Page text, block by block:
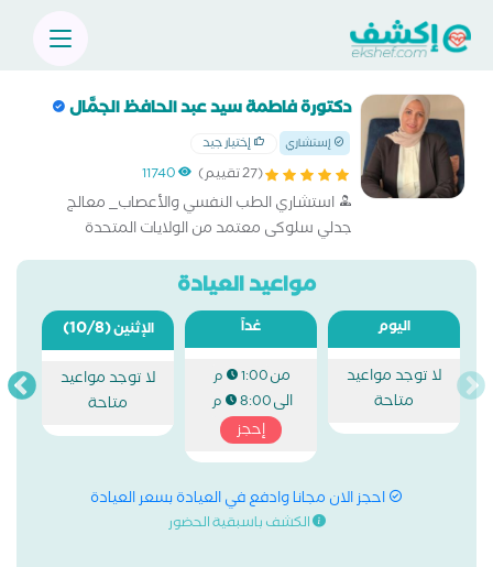
دكتورة فاطمة سيد عبد الحافظ الجمَّال
إستشاري إختيار جيد
(27 تقييم) 11740
استشاري الطب النفسي والأعصاب_ معالج
جدلي سلوكى معتمد من الولايات المتحدة
الأمريكية - اضطرابات الشخصية الحدية- عضو
الجمعية الأمريكية للطب النفسي-الزمالة المصرية
للطب النفسي - البورد العربي للطب النفسي -
صحة المرأة النفسية
مواعيد العيادة
اليوم
لا توجد مواعيد
متاحة
غداً
من1:00 م
الى8:00 م
إحجز
الإثنين(10/8)
لا توجد مواعيد
متاحة
احجز الان مجانا وادفع في العيادة بسعر العيادة
الكشف باسبقية الحضور